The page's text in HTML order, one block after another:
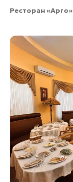
Ресторан «Арго»